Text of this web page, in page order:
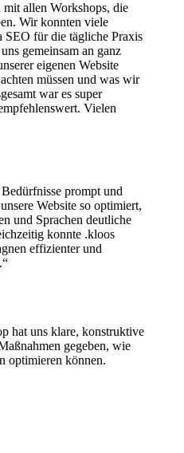
allen Workshops, die
Wir konnten viele
SEO für die tägliche Praxis
gemeinsam an ganz
eigenen Website
müssen und was wir
war es super
Vielen
prompt und
Website so optimiert,
und Sprachen deutliche
konnte .kloos
effizienter und
hat uns klare, konstruktive
gegeben, wie
optimieren können.